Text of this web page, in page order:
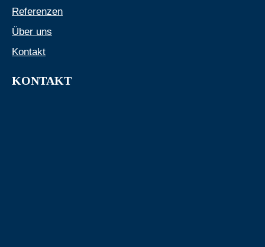
Referenzen
Über uns
Kontakt
KONTAKT